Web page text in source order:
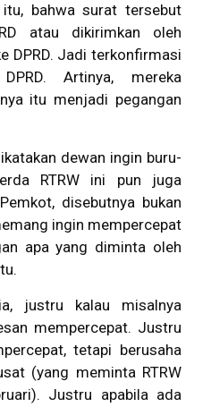
itu, bahwa surat tersebut
atau dikirimkan oleh
DPRD. Jadi terkonfirmasi
Artinya, mereka
itu menjadi pegangan
dewan ingin buru-
RTRW ini pun juga
disebutnya bukan
ingin mempercepat
apa yang diminta oleh
justru kalau misalnya
mempercepat. Justru
tetapi berusaha
(yang meminta RTRW
Justru apabila ada